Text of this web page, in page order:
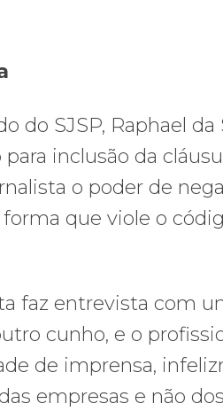
do SJSP, Raphael
inclusão da
o poder de
que viole o
faz entrevista com
cunho, e o
de imprensa,
empresas e não